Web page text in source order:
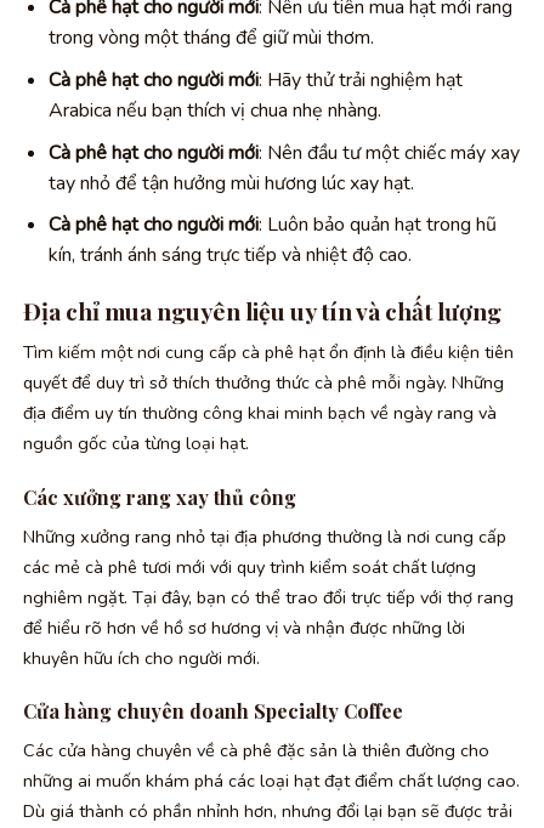
Cà phê hạt cho người mới: Nên ưu tiên mua hạt mới rang
trong vòng một tháng để giữ mùi thơm.
Cà phê hạt cho người mới: Hãy thử trải nghiệm hạt
Arabica nếu bạn thích vị chua nhẹ nhàng.
Cà phê hạt cho người mới: Nên đầu tư một chiếc máy xay
tay nhỏ để tận hưởng mùi hương lúc xay hạt.
Cà phê hạt cho người mới: Luôn bảo quản hạt trong hũ
kín, tránh ánh sáng trực tiếp và nhiệt độ cao.
Địa chỉ mua nguyên liệu uy tín và chất lượng
Tìm kiếm một nơi cung cấp cà phê hạt ổn định là điều kiện tiên
quyết để duy trì sở thích thưởng thức cà phê mỗi ngày. Những
địa điểm uy tín thường công khai minh bạch về ngày rang và
nguồn gốc của từng loại hạt.
Các xưởng rang xay thủ công
Những xưởng rang nhỏ tại địa phương thường là nơi cung cấp
các mẻ cà phê tươi mới với quy trình kiểm soát chất lượng
nghiêm ngặt. Tại đây, bạn có thể trao đổi trực tiếp với thợ rang
để hiểu rõ hơn về hồ sơ hương vị và nhận được những lời
khuyên hữu ích cho người mới.
Cửa hàng chuyên doanh Specialty Coffee
Các cửa hàng chuyên về cà phê đặc sản là thiên đường cho
những ai muốn khám phá các loại hạt đạt điểm chất lượng cao.
Dù giá thành có phần nhỉnh hơn, nhưng đổi lại bạn sẽ được trải